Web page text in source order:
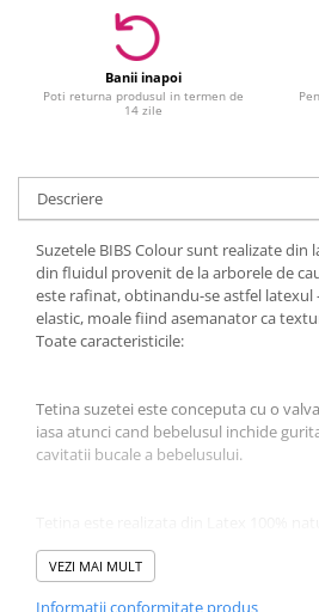
Jucarii patut sau carusele
Jucarii plus pentru bebe
Jucarii zornaitoare si muzicale
Jucarii educative
Diverse jucarii educative
Experimente
scoli
Litere numere limbaj
Logica
Tehnica si stiinta
Banii inapoi
Poti returna produsul in termen de
14 zile
Descriere
Suzetele BIBS Colour sunt realizate din
din fluidul provenit de la arborele de
este rafinat, obtinandu-se astfel latexul
elastic, moale fiind asemanator ca
Toate caracteristicile:
Tetina suzetei este conceputa cu o
iasa atunci cand bebelusul inchide
cavitatii bucale a bebelusului.
VEZI MAI MULT
Informatii conformitate produs